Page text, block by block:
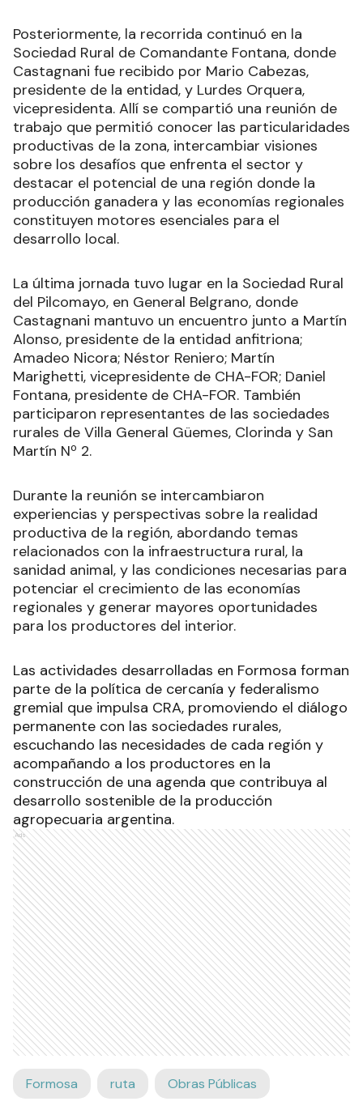
Posteriormente, la recorrida continuó en la
Sociedad Rural de Comandante Fontana, donde
Castagnani fue recibido por Mario Cabezas,
presidente de la entidad, y Lurdes Orquera,
vicepresidenta. Allí se compartió una reunión de
trabajo que permitió conocer las particularidades
productivas de la zona, intercambiar visiones
sobre los desafíos que enfrenta el sector y
destacar el potencial de una región donde la
producción ganadera y las economías regionales
constituyen motores esenciales para el
desarrollo local.
La última jornada tuvo lugar en la Sociedad Rural
del Pilcomayo, en General Belgrano, donde
Castagnani mantuvo un encuentro junto a Martín
Alonso, presidente de la entidad anfitriona;
Amadeo Nicora; Néstor Reniero; Martín
Marighetti, vicepresidente de CHA-FOR; Daniel
Fontana, presidente de CHA-FOR. También
participaron representantes de las sociedades
rurales de Villa General Güemes, Clorinda y San
Martín Nº 2.
Durante la reunión se intercambiaron
experiencias y perspectivas sobre la realidad
productiva de la región, abordando temas
relacionados con la infraestructura rural, la
sanidad animal, y las condiciones necesarias para
potenciar el crecimiento de las economías
regionales y generar mayores oportunidades
para los productores del interior.
Las actividades desarrolladas en Formosa forman
parte de la política de cercanía y federalismo
gremial que impulsa CRA, promoviendo el diálogo
permanente con las sociedades rurales,
escuchando las necesidades de cada región y
acompañando a los productores en la
construcción de una agenda que contribuya al
desarrollo sostenible de la producción
agropecuaria argentina.
Ads
Formosa ruta Obras Públicas